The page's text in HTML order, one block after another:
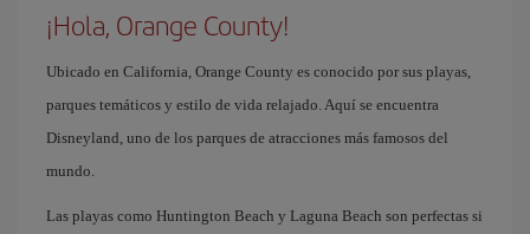
¡Hola, Orange County!
Ubicado en California, Orange County es conocido por sus playas,
parques temáticos y estilo de vida relajado. Aquí se encuentra
Disneyland, uno de los parques de atracciones más famosos del
mundo.
Las playas como Huntington Beach y Laguna Beach son perfectas si